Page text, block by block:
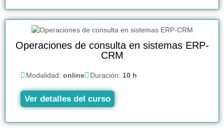
Operaciones de consulta en sistemas ERP-
CRM
Modalidad: online Duración: 10 h
Ver detalles del curso